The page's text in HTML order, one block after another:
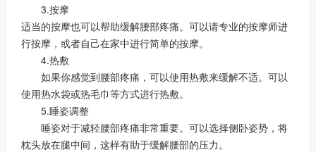
3.按摩
适当的按摩也可以帮助缓解腰部疼痛。可以请专业的按摩师进
行按摩，或者自己在家中进行简单的按摩。
4.热敷
如果你感觉到腰部疼痛，可以使用热敷来缓解不适。可以
使用热水袋或热毛巾等方式进行热敷。
5.睡姿调整
睡姿对于减轻腰部疼痛非常重要。可以选择侧卧姿势，将
枕头放在腿中间，这样有助于缓解腰部的压力。